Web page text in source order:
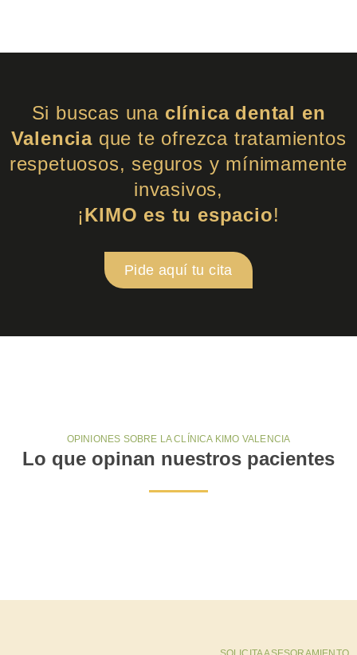
Si buscas una clínica dental en
Valencia que te ofrezca tratamientos
respetuosos, seguros y mínimamente
invasivos,
¡KIMO es tu espacio!
Pide aquí tu cita
OPINIONES SOBRE LA CLÍNICA KIMO VALENCIA
Lo que opinan nuestros pacientes